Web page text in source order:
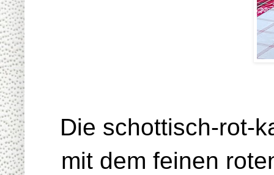
Die schottisch-rot-
mit dem feinen